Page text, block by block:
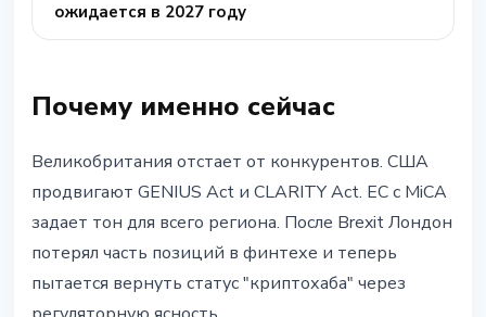
ожидается в 2027 году
Почему именно сейчас
Великобритания отстает от конкурентов. США
продвигают GENIUS Act и CLARITY Act. ЕС с MiCA
задает тон для всего региона. После Brexit Лондон
потерял часть позиций в финтехе и теперь
пытается вернуть статус "криптохаба" через